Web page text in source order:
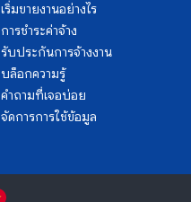
เริ่มขายงานอย่างไร
การชำระค่าจ้าง
รับประกันการจ้างงาน
บล็อกความรู้
คำถามที่เจอบ่อย
จัดการการใช้ข้อมูล